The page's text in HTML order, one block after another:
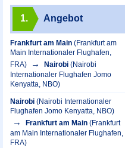
1. Angebot
Frankfurt am Main (Frankfurt am
Main Internationaler Flughafen,
FRA)
Nairobi (Nairobi
Internationaler Flughafen Jomo
Kenyatta, NBO)
Nairobi (Nairobi Internationaler
Flughafen Jomo Kenyatta, NBO)
Frankfurt am Main (Frankfurt
am Main Internationaler Flughafen,
FRA)